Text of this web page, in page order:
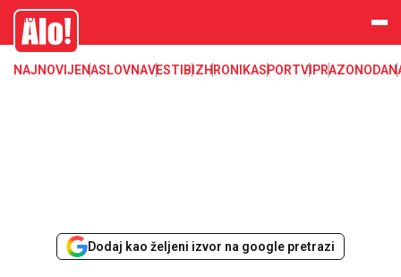
Alo
NAJNOVIJENASLOVNAVESTI BIZHRONIKASPORTVIPRAZONODA
Dodaj kao željeni izvor na google pretrazi